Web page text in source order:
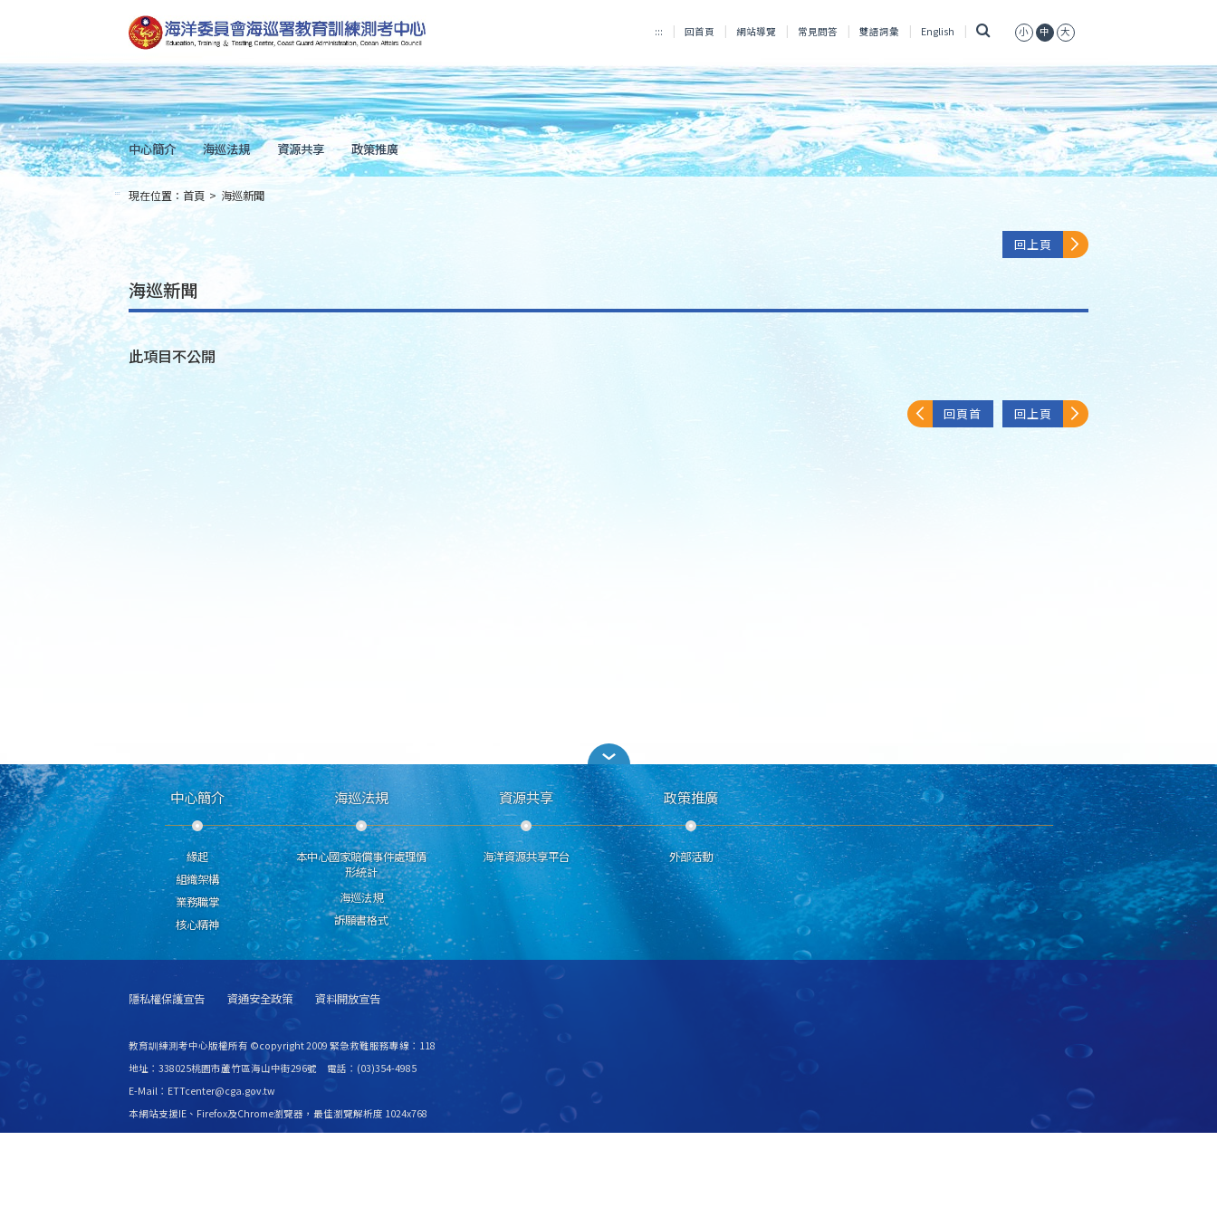
到
主
要
內
容
Skip
to
main
content
::: 回首頁 網站導覽 常見問答 雙語詞彙 English 小 中 大
中心簡介 海巡法規 資源共享 政策推廣
::: 現在位置： 首頁 > 海巡新聞
回上頁
海巡新聞
此項目不公開
回頁首 回上頁
中心簡介
緣起
組織架構
業務職掌
核心精神
海巡法規
本中心國家賠償事件處理情
形統計
海巡法規
訴願書格式
資源共享
海洋資源共享平台
政策推廣
外部活動
隱私權保護宣告 資通安全政策 資料開放宣告
教育訓練測考中心版權所有 ©copyright 2009 緊急救難服務專線：118
地址：338025桃園市蘆竹區海山中街296號 電話：(03)354-4985
E-Mail：ETTcenter@cga.gov.tw
本網站支援IE、Firefox及Chrome瀏覽器，最佳瀏覽解析度 1024x768
更新日期115年08月06日 瀏覽人次2527480